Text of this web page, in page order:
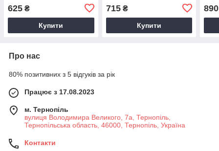
625 ₴
Купити
715₴
Купити
890
Про нас
80% позитивних з 5 відгуків за рік
Працює з 17.08.2023
м. Тернопіль
вулиця Володимира Великого, 7а, Тернопіль,
Тернопільська область, 46000, Тернопіль, Україна
Контакти